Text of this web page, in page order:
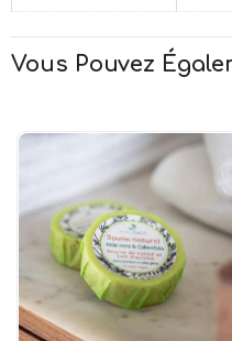
Vous Pouvez